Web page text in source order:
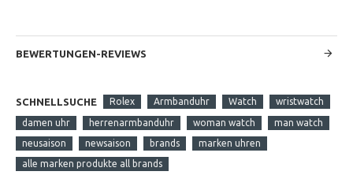
BEWERTUNGEN-REVIEWS
SCHNELLSUCHE Rolex Armbanduhr Watch wristwatch
damen uhr herrenarmbanduhr woman watch
man watch
neusaison
newsaison brands
marken uhren
alle marken produkte all brands